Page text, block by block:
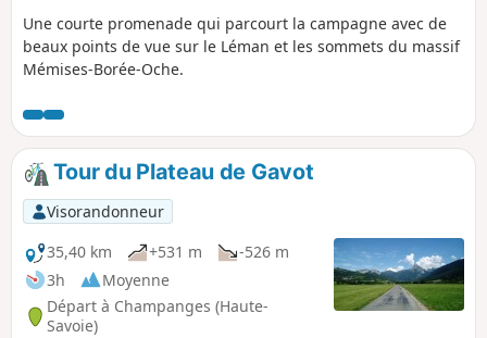
Une courte promenade qui parcourt la campagne avec de
beaux points de vue sur le Léman et les sommets du massif
Mémises-Borée-Oche.
Tour du Plateau de Gavot
Visorandonneur
35,40 km
+531 m
-526 m
3h
Moyenne
Départ à Champanges (Haute-
Savoie)